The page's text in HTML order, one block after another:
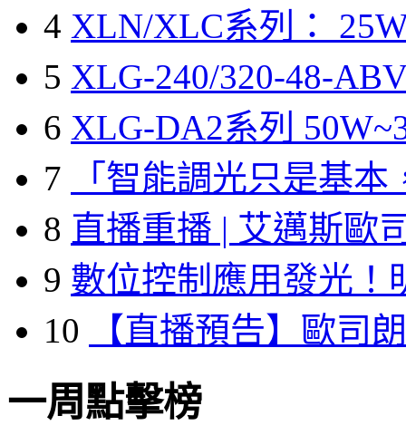
4 XLN/XLC系列：
5 XLG-240/320-48-
6 XLG-DA2系列
7
「智能調光只是基本
8 直播重播 | 艾邁斯歐
9 數位控制應用發光！
10
【直播預告】歐司
一周點擊榜